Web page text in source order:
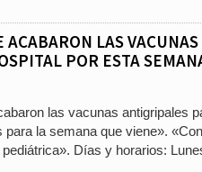
ACABARON LAS
POR ESTA
las vacunas antigripales
la semana que viene».
Días y horarios: